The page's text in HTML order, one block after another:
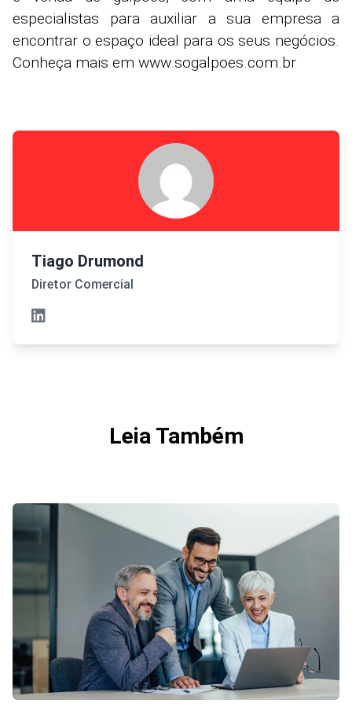
especialistas para auxiliar a sua empresa a
encontrar o espaço ideal para os seus negócios.
Conheça mais em www.sogalpoes.com.br
Tiago Drumond
Diretor Comercial
Leia Também